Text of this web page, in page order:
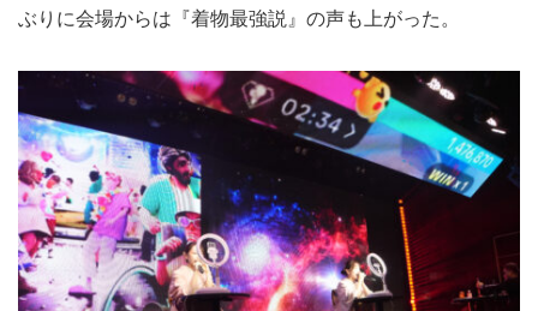
ぶりに会場からは『着物最強説』の声も上がった。